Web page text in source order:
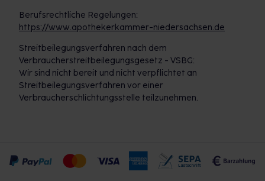
Berufsrechtliche Regelungen:
https://www.apothekerkammer-niedersachsen.de
Streitbeilegungsverfahren nach dem
Verbraucherstreitbeilegungsgesetz - VSBG:
Wir sind nicht bereit und nicht verpflichtet an
Streitbeilegungsverfahren vor einer
Verbraucherschlichtungsstelle teilzunehmen.